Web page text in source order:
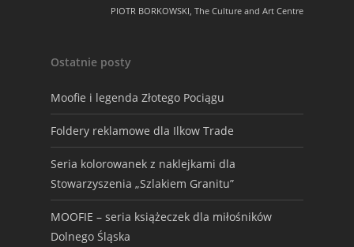
PIOTR BORKOWSKI, The Culture and Art Centre
Ostatnie posty
Moofie i legenda Złotego Pociągu
Foldery reklamowe dla Ilkow Trade
Seria kolorowanek z naklejkami dla
Stowarzyszenia „Szlakiem Granitu”
MOOFIE – seria książeczek dla miłośników
Dolnego Śląska